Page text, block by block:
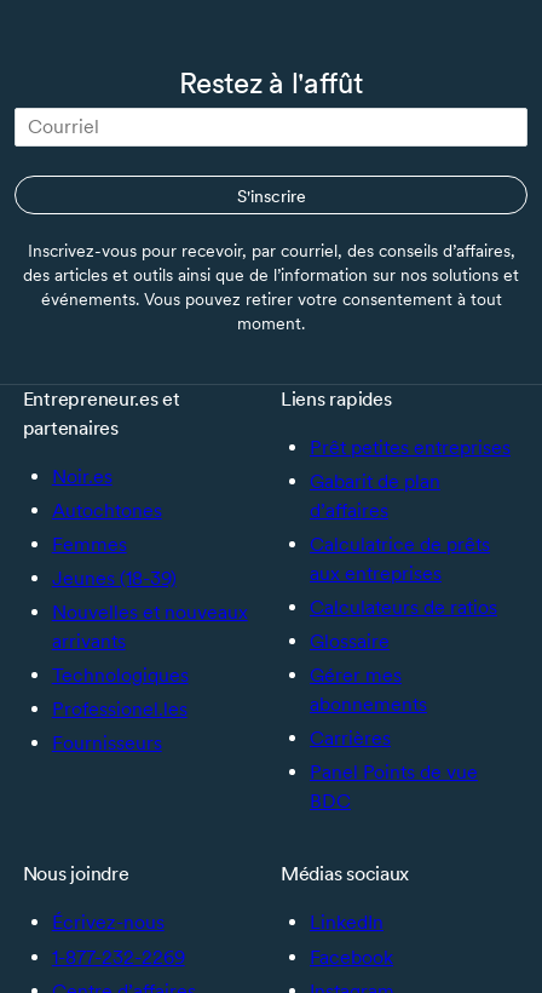
Restez à l'affût
S'inscrire
Inscrivez-vous pour recevoir, par courriel, des conseils d’affaires,
des articles et outils ainsi que de l’information sur nos solutions et
événements. Vous pouvez retirer votre consentement à tout
moment.
Entrepreneur.es et
partenaires
Noir.es
Autochtones
Femmes
Jeunes (18-39)
Nouvelles et nouveaux
arrivants
Technologiques
Professionel.les
Fournisseurs
Liens rapides
Prêt petites entreprises
Gabarit de plan
d’affaires
Calculatrice de prêts
aux entreprises
Calculateurs de ratios
Glossaire
Gérer mes
abonnements
Carrières
Panel Points de vue
BDC
Nous joindre
Écrivez-nous
1-877-232-2269
Médias sociaux
LinkedIn
Facebook